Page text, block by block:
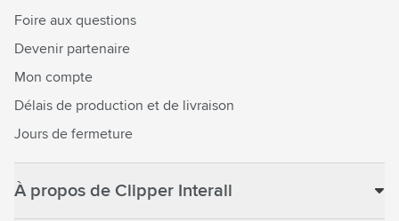
Foire aux questions
Devenir partenaire
Mon compte
Délais de production et de livraison
Jours de fermeture
À propos de Clipper Interall